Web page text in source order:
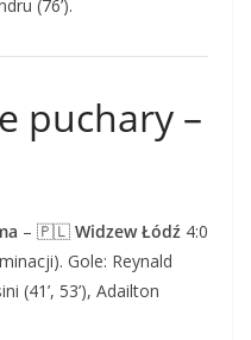
(76’).
puchary –
– 🇵🇱 Widzew Łódź 4:0
Gole: Reynald
(41’, 53’), Adailton